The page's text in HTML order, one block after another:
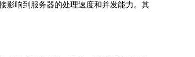
影响到服务器的处理速度和并发能力。其